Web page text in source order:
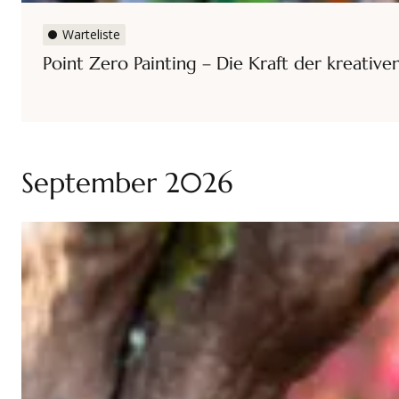
Warteliste
Point Zero Painting – Die Kraft der
September 2026
Datum
Referenten (m/w/d)
Ort
Kursnummer
Kategorien
Shiatsu – Berührung, die bewegt